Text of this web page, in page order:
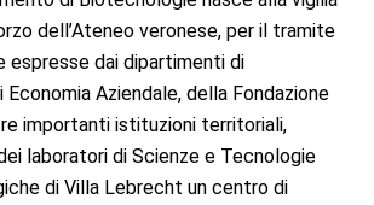
dell’Ateneo veronese, per il tramite
espresse dai dipartimenti di
Aziendale, della Fondazione
importanti istituzioni territoriali,
laboratori di Scienze e Tecnologie
di Villa Lebrecht un centro di